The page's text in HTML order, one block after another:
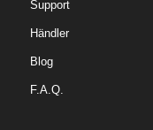
Support
Händler
Blog
F.A.Q.